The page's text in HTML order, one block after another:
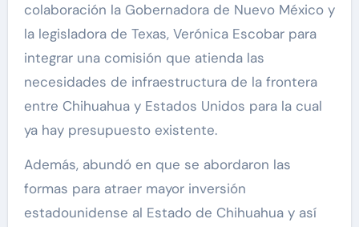
colaboración la Gobernadora de Nuevo México y
la legisladora de Texas, Verónica Escobar para
integrar una comisión que atienda las
necesidades de infraestructura de la frontera
entre Chihuahua y Estados Unidos para la cual
ya hay presupuesto existente.
Además, abundó en que se abordaron las
formas para atraer mayor inversión
estadounidense al Estado de Chihuahua y así